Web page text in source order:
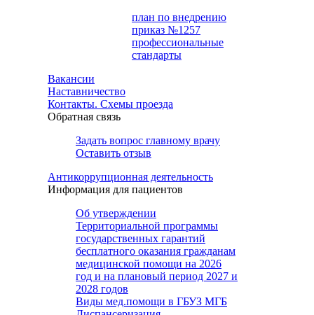
план по внедрению
приказ №1257
профессиональные
стандарты
Вакансии
Наставничество
Контакты. Схемы проезда
Обратная связь
Задать вопрос главному врачу
Оставить отзыв
Антикоррупционная деятельность
Информация для пациентов
Об утверждении
Территориальной программы
государственных гарантий
бесплатного оказания гражданам
медицинской помощи на 2026
год и на плановый период 2027 и
2028 годов
Виды мед.помощи в ГБУЗ МГБ